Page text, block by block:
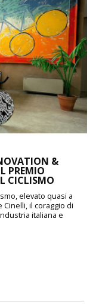
&
PREMIO
CICLISMO
elevato quasi a
il coraggio di
italiana e